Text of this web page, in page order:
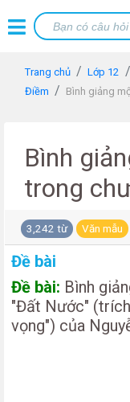
Trang chủ Lớp 12
Điềm
Bình giảng
Bình
trong
3,242 từ Văn mẫu
Đề bài
Đề bài: Bình
"Đất Nước"
vọng") của